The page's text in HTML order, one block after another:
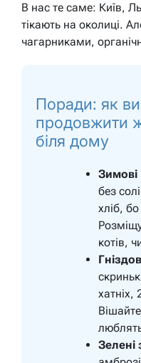
В нас те саме: Київ,
тікають на околиці.
чагарниками,
Поради: як
продовжити
біля дому
Зимові
без
хліб,
котів,
Зелені